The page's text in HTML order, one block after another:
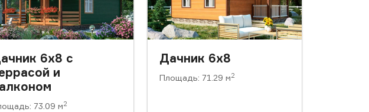
6x8 с
и
73.09 м2
Дачник 6x8
Площадь: 71.29 м2